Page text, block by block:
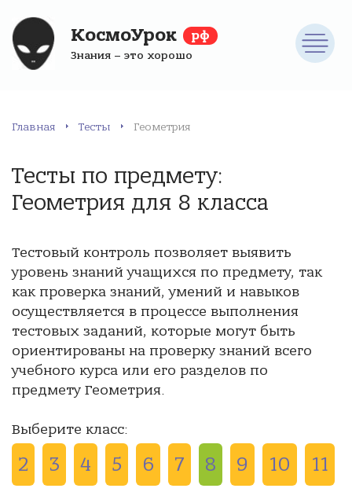
КосмоУрок рф
Знания – это хорошо
Главная Тесты Геометрия
Тесты по предмету:
Геометрия для 8 класса
Тестовый контроль позволяет выявить
уровень знаний учащихся по предмету, так
как проверка знаний, умений и навыков
осуществляется в процессе выполнения
тестовых заданий, которые могут быть
ориентированы на проверку знаний всего
учебного курса или его разделов по
предмету Геометрия.
Выберите класс:
2 3 4 5 6 7 8 9 10 11